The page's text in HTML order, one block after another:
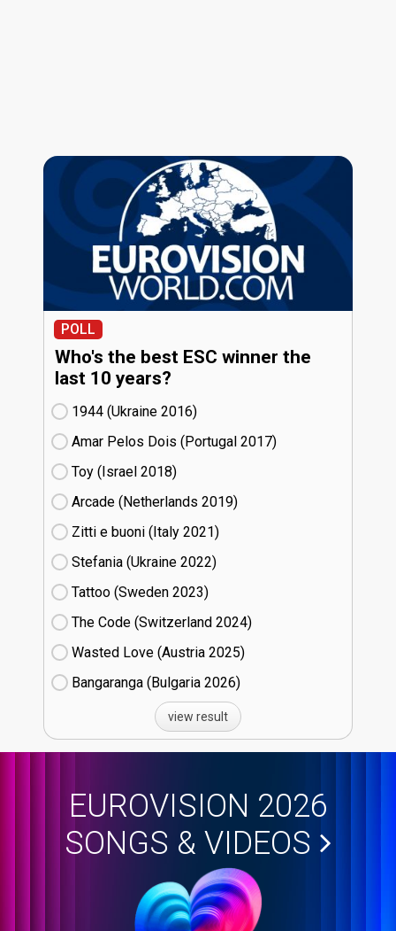
POLL
Who's the best ESC winner the
last 10 years?
1944 (Ukraine
16)
Amar Pelos Dois (Portugal
17)
Toy (Israel
18)
Arcade (Netherlands
19)
Zitti e buoni​ (Italy
21)
Stefania (Ukraine
22)
Tattoo (Sweden
23)
The Code (Switzerland
24)
Wasted Love (Austria
25)
Bangaranga (Bulgaria
26)
view result
EUROVISION 2026
SONGS & VIDEOS